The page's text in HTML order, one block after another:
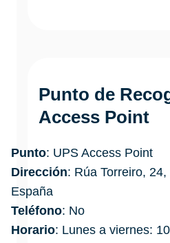
Punto de
Access Point
Punto: UPS Access Point
Dirección: Rúa Torreiro,
España
Teléfono: No
Horario: Lunes a viernes: